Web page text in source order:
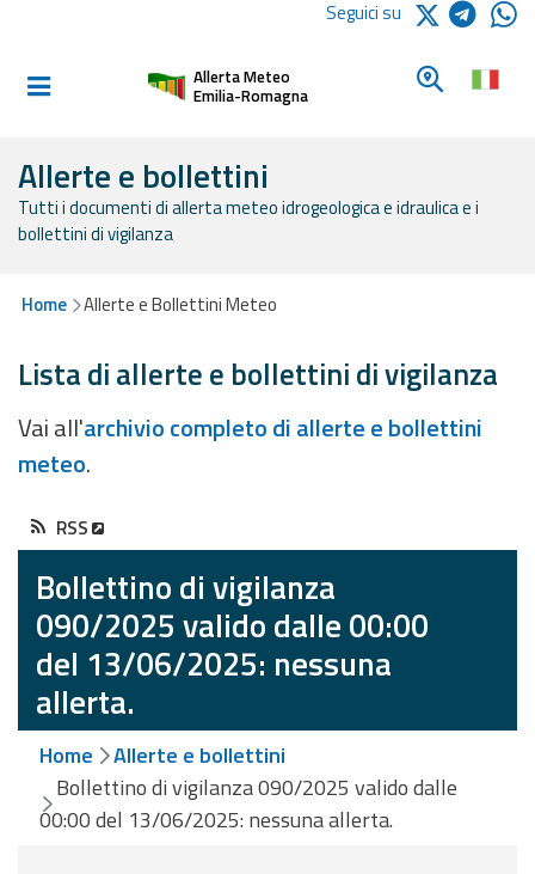
Informati e
Allerte E
Bollettini
Allerte e
Bollettini
Valanghe
Monitoraggio
eventi
Previsioni e dati
Previsioni meteo e
marine
Dati osservati
Radar meteo
Seguici su
Allerta Meteo
Emilia-Romagna
Cerca un
Allerte e bollettini
Tutti i documenti di allerta meteo idrogeologica e idraulica e i
bollettini di vigilanza
Home Allerte e Bollettini Meteo
Lista di allerte e bollettini di vigilanza
Vai all'archivio completo di allerte e bollettini
meteo.
RSS
Bollettino di vigilanza
090/2025 valido dalle 00:00
del 13/06/2025: nessuna
allerta.
Home
Allerte e bollettini
Bollettino di vigilanza 090/2025 valido dalle
00:00 del 13/06/2025: nessuna allerta.